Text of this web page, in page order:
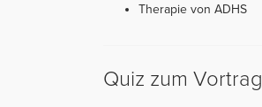
Therapie von ADHS
Quiz zum Vortrag